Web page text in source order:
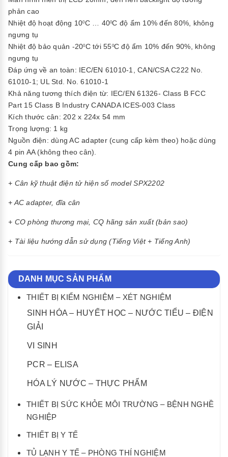
phản cao
Nhiệt độ hoạt động 100C … 400C độ ẩm 10% đến 80%, không
ngưng tụ
Nhiệt độ bảo quản -200C tới 550C độ ẩm 10% đến 90%, không
ngưng tụ
Đáp ứng về an toàn: IEC/EN 61010-1, CAN/CSA C222 No.
61010-1; UL Std. No. 61010-1
Khả năng tương thích điện từ: IEC/EN 61326- Class B FCC
Part 15 Class B Industry CANADA ICES-003 Class
Kích thước cân: 202 x 224x 54 mm
Trọng lượng: 1 kg
Nguồn điện: dùng AC adapter (cung cấp kèm theo) hoặc dùng
4 pin AA (không theo cân).
Cung cấp bao gồm:
+ Cân kỹ thuật điện tử hiện số model SPX2202
+AC adapter, đĩa cân
+ CO phòng thương mại, CQ hãng sản xuất (bản sao)
+ Tài liệu hướng dẫn sử dụng (Tiếng Việt + Tiếng Anh)
DANH MỤC SẢN PHẨM
THIẾT BỊ KIỂM NGHIỆM – XÉT NGHIỆM
SINH HÓA – HUYẾT HỌC – NƯỚC TIỂU – ĐIỆN
GIẢI
VI SINH
PCR – ELISA
HÓA LÝ NƯỚC – THỰC PHẨM
THIẾT BỊ SỨC KHỎE MÔI TRƯỜNG – BỆNH NGHỀ
NGHIỆP
THIẾT BỊ Y TẾ
TỦ LẠNH Y TẾ – PHÒNG THÍ NGHIỆM